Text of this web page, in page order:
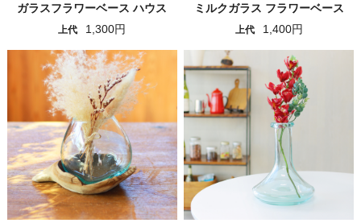
ガラスフラワーベース ハウス
上代 1,300円
ミルクガラス フラワーベース
上代 1,400円